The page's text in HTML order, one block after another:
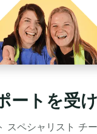
ートを受
スペシャリスト チ